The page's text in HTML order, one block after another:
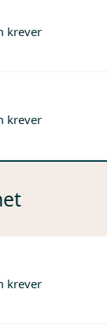
krever
krever
krever